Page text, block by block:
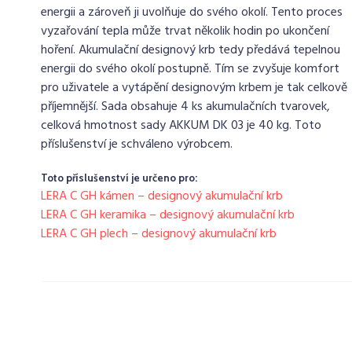
energii a zároveň ji uvolňuje do svého okolí. Tento proces
vyzařování tepla může trvat několik hodin po ukončení
hoření. Akumulační designový krb tedy předává tepelnou
energii do svého okolí postupně. Tím se zvyšuje komfort
pro uživatele a vytápění designovým krbem je tak celkově
příjemnější. Sada obsahuje 4 ks akumulačních tvarovek,
celková hmotnost sady AKKUM DK 03 je 40 kg. Toto
příslušenství je schváleno výrobcem.
Toto příslušenství je určeno pro:
LERA C GH kámen – designový akumulační krb
LERA C GH keramika – designový akumulační krb
LERA C GH plech – designový akumulační krb